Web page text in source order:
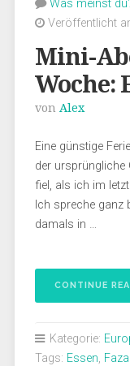
Was meinst
Veröffentlicht
Mini-
Woche:
von Alex
Eine günstige
der ursprüngliche
fiel, als ich im
Ich spreche ganz
damals in …
CONTINUE
Kategorie:
Tags: Essen,